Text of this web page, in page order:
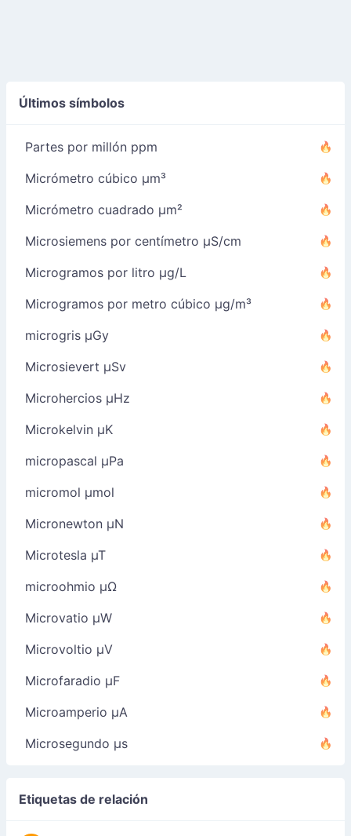
Últimos símbolos
Partes por millón ppm
Micrómetro cúbico µm³
Micrómetro cuadrado µm²
Microsiemens por centímetro µS/cm
Microgramos por litro µg/L
Microgramos por metro cúbico µg/m³
microgris µGy
Microsievert µSv
Microhercios µHz
Microkelvin µK
micropascal µPa
micromol µmol
Micronewton µN
Microtesla µT
microohmio µΩ
Microvatio µW
Microvoltio µV
Microfaradio µF
Microamperio µA
Microsegundo µs
Etiquetas de relación